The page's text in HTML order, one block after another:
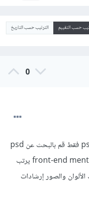
حسب التقييم الترتيب حسب التاريخ
0
توجد الكثير من المواقع توفر لك ملفات ال psd فقط قم بالبحث عن psd
to html ولكن هناك موقع جميل يسمى front-end mentor يرتب
والصور إرشادات